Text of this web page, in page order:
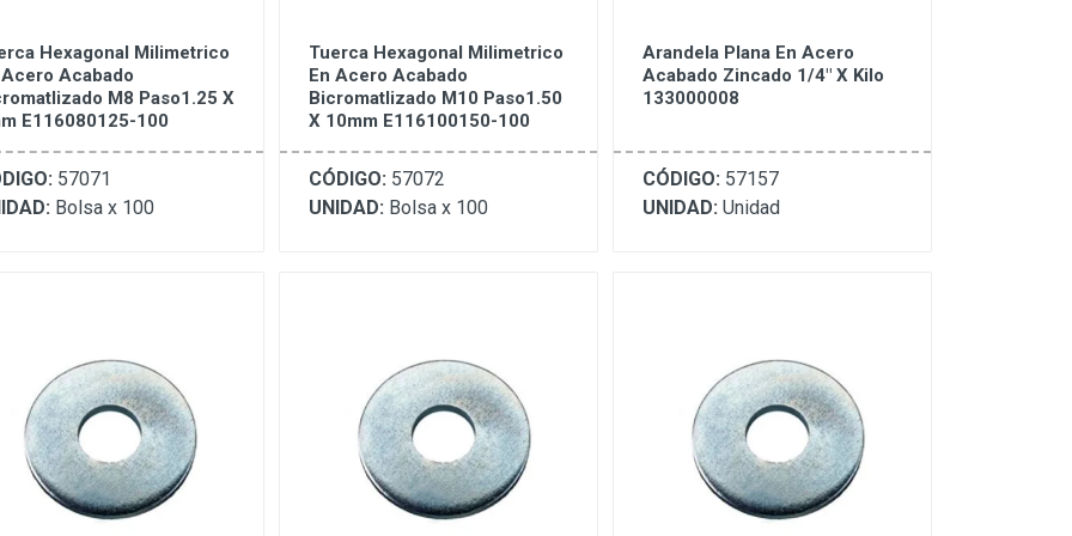
Hexagonal Milimetrico
Acero Acabado
M8 Paso1.25 X
E116080125-100
57071
Bolsa x 100
Tuerca Hexagonal Milimetrico
En Acero Acabado
Bicromatlizado M10 Paso1.50
X 10mm E116100150-100
CÓDIGO: 57072
UNIDAD: Bolsa x 100
Arandela Plana En Acero
Acabado Zincado 1/4" X Kilo
133000008
CÓDIGO: 57157
UNIDAD: Unidad